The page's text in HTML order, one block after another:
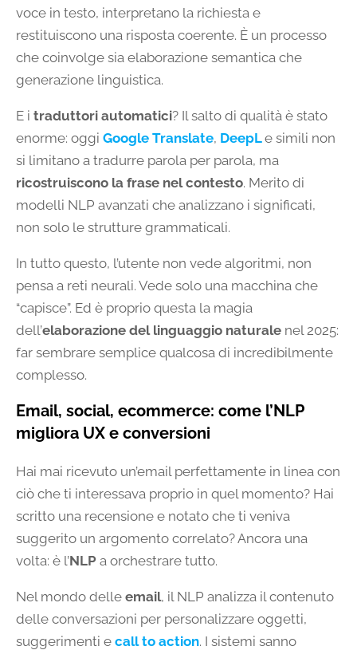
voce in testo, interpretano la richiesta e
restituiscono una risposta coerente. È un processo
che coinvolge sia elaborazione semantica che
generazione linguistica.
E i traduttori automatici? Il salto di qualità è stato
enorme: oggi Google Translate, DeepLe simili non
si limitano a tradurre parola per parola, ma
ricostruiscono la frase nel contesto. Merito di
modelli NLP avanzati che analizzano i significati,
non solo le strutture grammaticali.
In tutto questo, l’utente non vede algoritmi, non
pensa a reti neurali. Vede solo una macchina che
“capisce”. Ed è proprio questa la magia
dell’elaborazione del linguaggio naturale nel 2025:
far sembrare semplice qualcosa di incredibilmente
complesso.
Email, social, ecommerce: come l’NLP
migliora UX e conversioni
Hai mai ricevuto un’email perfettamente in linea con
ciò che ti interessava proprio in quel momento? Hai
scritto una recensione e notato che ti veniva
suggerito un argomento correlato? Ancora una
volta: è l’NLP a orchestrare tutto.
Nel mondo delle email, il NLP analizza il contenuto
delle conversazioni per personalizzare oggetti,
suggerimenti e call to action. I sistemi sanno